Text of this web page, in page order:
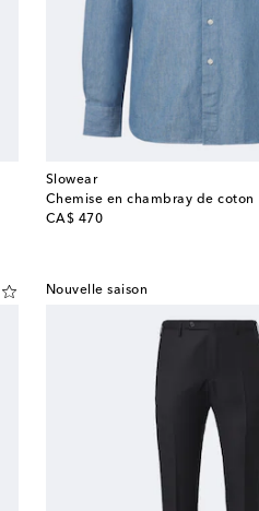
Slowear
Chemise en chambray de coton
CA$ 470
original price
Nouvelle saison